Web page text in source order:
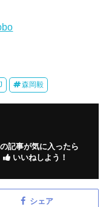
森岡毅
記事が気に入ったら
いいねしよう！
シェア